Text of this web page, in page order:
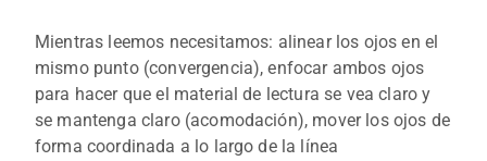
Mientras leemos necesitamos: alinear los ojos en el
mismo punto (convergencia), enfocar ambos ojos
para hacer que el material de lectura se vea claro y
se mantenga claro (acomodación), mover los ojos de
forma coordinada a lo largo de la línea